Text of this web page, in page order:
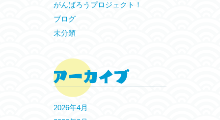
がんばろうプロジェクト！
ブログ
未分類
2026年4月